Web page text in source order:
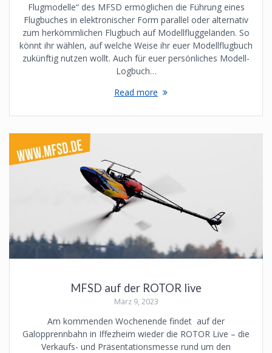
Flugmodelle“ des MFSD ermöglichen die Führung eines
Flugbuches in elektronischer Form parallel oder alternativ
zum herkömmlichen Flugbuch auf Modellfluggeländen. So
könnt ihr wählen, auf welche Weise ihr euer Modellflugbuch
zukünftig nutzen wollt. Auch für euer persönliches Modell-
Logbuch…
Read more
MFSD auf der ROTOR live
März 9, 2023
Am kommenden Wochenende findet auf der
Galopprennbahn in Iffezheim wieder die ROTOR Live – die
Verkaufs- und Präsentationsmesse rund um den